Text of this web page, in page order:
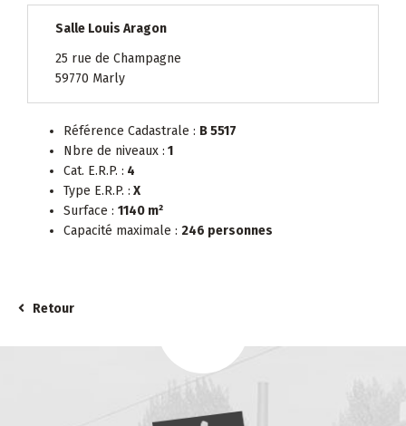
Salle Louis Aragon
25 rue de Champagne
59770 Marly
Référence Cadastrale : B 5517
Nbre de niveaux : 1
Cat. E.R.P. : 4
Type E.R.P. : X
Surface : 1140 m²
Capacité maximale : 246 personnes
Retour